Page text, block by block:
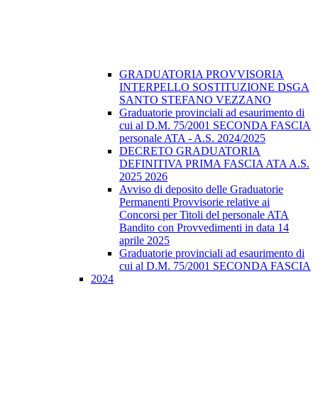
GRADUATORIA PROVVISORIA
INTERPELLO SOSTITUZIONE DSGA
SANTO STEFANO VEZZANO
Graduatorie provinciali ad esaurimento di
cui al D.M. 75/2001 SECONDA FASCIA
personale ATA - A.S. 2024/2025
DECRETO GRADUATORIA
DEFINITIVA PRIMA FASCIA ATA A.S.
2025 2026
Avviso di deposito delle Graduatorie
Permanenti Provvisorie relative ai
Concorsi per Titoli del personale ATA
Bandito con Provvedimenti in data 14
aprile 2025
Graduatorie provinciali ad esaurimento di
cui al D.M. 75/2001 SECONDA FASCIA
2024